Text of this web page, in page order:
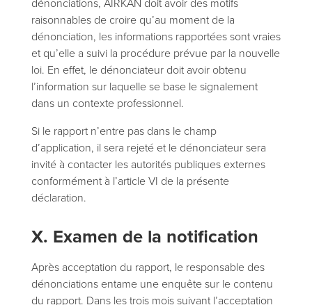
raisonnables de croire qu’au moment de la
dénonciation, les informations rapportées sont vraies
et qu’elle a suivi la procédure prévue par la nouvelle
loi. En effet, le dénonciateur doit avoir obtenu
l’information sur laquelle se base le signalement
dans un contexte professionnel.
Si le rapport n’entre pas dans le champ
d’application, il sera rejeté et le dénonciateur sera
invité à contacter les autorités publiques externes
conformément à l’article VI de la présente
déclaration.
X. Examen de la notification
Après acceptation du rapport, le responsable des
dénonciations entame une enquête sur le contenu
du rapport. Dans les trois mois suivant l’acceptation